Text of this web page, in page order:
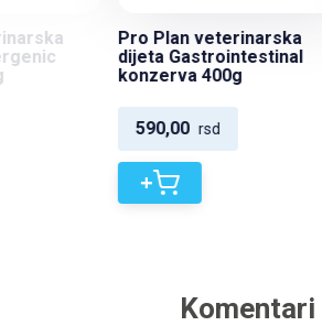
Pro Plan veterinarska
dijeta Gastrointestinal
konzerva 400g
Pro
dijeta
Komentari